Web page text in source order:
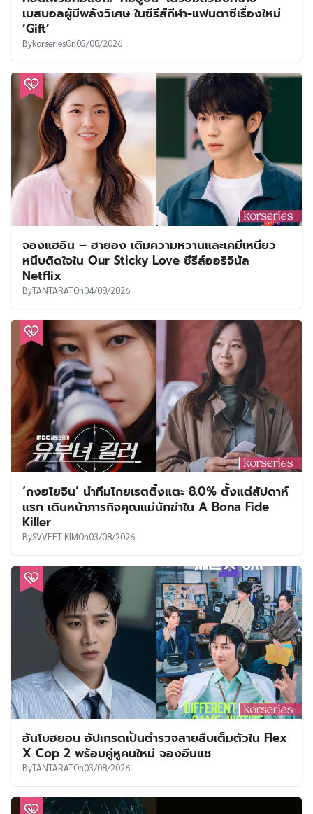
เบสบอลผู้มีพลังวิเศษ ในซีรีส์กีฬา-แฟนตาซีเรื่องใหม่
‘Gift’
BykorseriesOn05/08/2026
จองแฮอิน – ฮายอง เติมความหวานและเคมีเหนียว
หนึบติดใจใน Our Sticky Love ซีรีส์ออริจินัล
Netflix
ByTANTARATOn04/08/2026
‘กงฮโยจิน’ นำทีมโกยเรตติ้งแตะ 8.0% ตั้งแต่สัปดาห์
แรก เดินหน้าภารกิจคุณแม่นักฆ่าใน A Bona Fide
Killer
BySVVEET KIMOn03/08/2026
อันโบฮยอน อัปเกรดเป็นตำรวจสายสืบเต็มตัวใน Flex
X Cop 2 พร้อมคู่หูคนใหม่ จองอึนแช
ByTANTARATOn03/08/2026